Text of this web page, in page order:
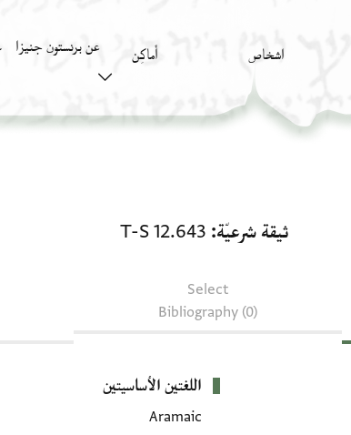
اشخاص أَماكِن عن برنستون جنيزا
ثيقة شرعيّة T-S 12.643
Select
Bibliography (0)
اللغتين الأساسيتين
Aramaic